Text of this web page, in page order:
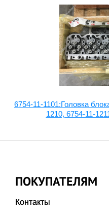
6754-11-1101:Головка
1210, 6754-11-
ПОКУПАТЕЛЯМ
Контакты